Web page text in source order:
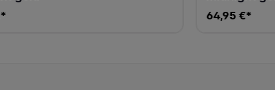
64,95 €*